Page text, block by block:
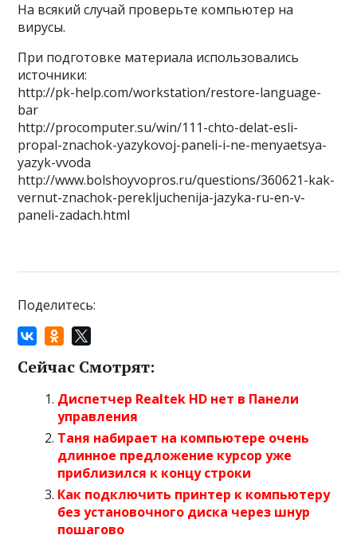
На всякий случай проверьте компьютер на
вирусы.
При подготовке материала использовались
источники:
http://pk-help.com/workstation/restore-language-
bar
http://procomputer.su/win/111-chto-delat-esli-
propal-znachok-yazykovoj-paneli-i-ne-menyaetsya-
yazyk-vvoda
http://www.bolshoyvopros.ru/questions/360621-kak-
vernut-znachok-perekljuchenija-jazyka-ru-en-v-
paneli-zadach.html
Поделитесь:
Сейчас Смотрят:
Диспетчер Realtek HD нет в Панели
управления
Таня набирает на компьютере очень
длинное предложение курсор уже
приблизился к концу строки
Как подключить принтер к компьютеру
без установочного диска через шнур
пошагово